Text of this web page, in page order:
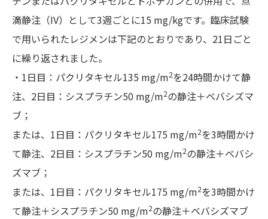
滴静注（IV）として3週ごとに15 mg/kgです。臨床試験
で用いられたレジメンは下記のとおりであり、21日ごと
に繰り返されました。
・1日目：パクリタキセル135 mg/m2を24時間かけて静
注、2日目：シスプラチン50 mg/m2の静注＋ベバシズマ
ブ；
または、1日目：パクリタキセル175 mg/m2を3時間かけ
て静注、2日目：シスプラチン50 mg/m2の静注＋ベバシ
ズマブ；
または、1日目：パクリタキセル175 mg/m2を3時間かけ
て静注＋シスプラチン50 mg/m2の静注＋ベバシズマブ